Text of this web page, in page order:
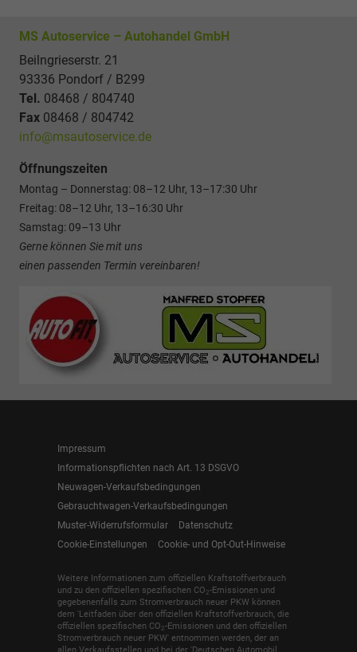
MS Autoservice – Autohandel GmbH
Beilngrieserstr. 21
93336 Pondorf / B299
Tel. 08468 / 804740
Fax 08468 / 804742
info@msautoservice.de
Öffnungszeiten
Montag – Donnerstag: 08–12 Uhr, 13–17:30 Uhr
Freitag: 08–12 Uhr, 13–16:30 Uhr
Samstag: 09–13 Uhr
Gerne können Sie mit uns
einen passenden Termin vereinbaren!
Impressum
Informationspflichten nach Art. 13 DSGVO
Neuwagen-Verkaufsbedingungen
Gebrauchtwagen-Verkaufsbedingungen
Muster-Widerrufsformular
Datenschutz
Cookie-Einstellungen
Cookie- und Opt-Out-Hinweise
Weitere Informationen zum offiziellen Kraftstoffverbrauch
und zu den offiziellen spezifischen CO2-Emissionen und
gegebenenfalls zum Stromverbrauch neuer PKW können
dem 'Leitfaden über den offiziellen Kraftstoffverbrauch, die
offiziellen spezifischen CO2-Emissionen und den offiziellen
Stromverbrauch neuer PKW' entnommen werden, der an